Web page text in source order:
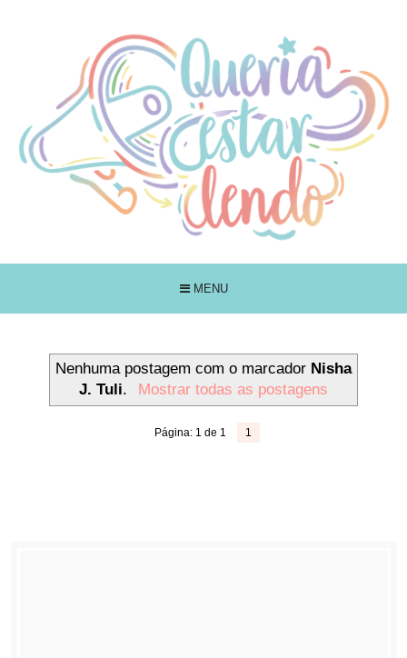
MENU
Nenhuma postagem com o marcador Nisha
J. Tuli. Mostrar todas as postagens
Página: 1 de 1 1